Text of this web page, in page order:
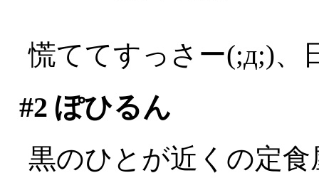
慌ててすっさー(;д;)、
#2 ぽひるん
黒のひとが近くの定